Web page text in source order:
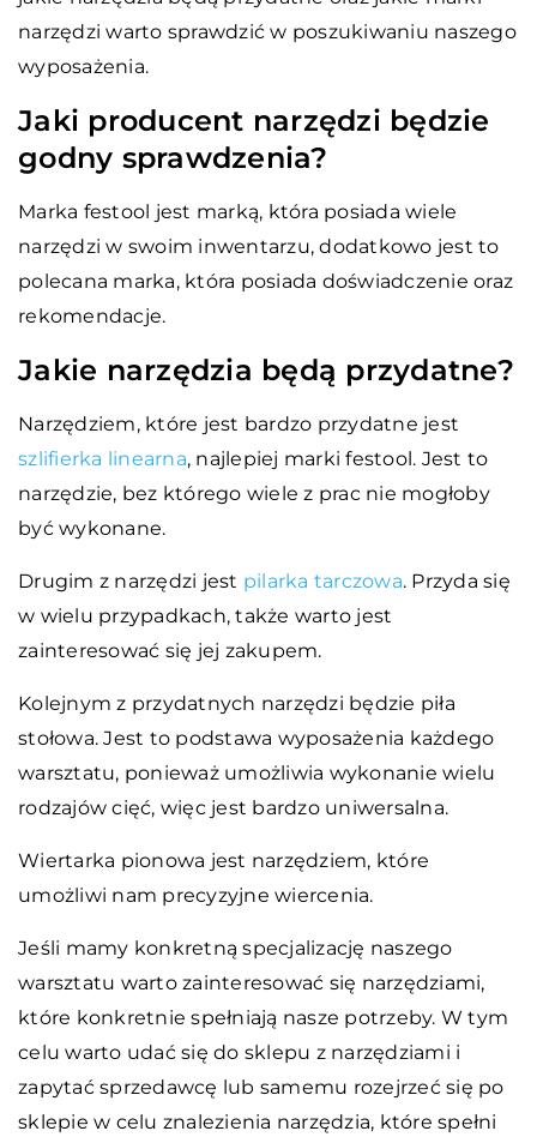
narzędzi warto sprawdzić w poszukiwaniu naszego
wyposażenia.
Jaki producent narzędzi będzie
godny sprawdzenia?
Marka festool jest marką, która posiada wiele
narzędzi w swoim inwentarzu, dodatkowo jest to
polecana marka, która posiada doświadczenie oraz
rekomendacje.
Jakie narzędzia będą przydatne?
Narzędziem, które jest bardzo przydatne jest
szlifierka linearna, najlepiej marki festool. Jest to
narzędzie, bez którego wiele z prac nie mogłoby
być wykonane.
Drugim z narzędzi jest pilarka tarczowa. Przyda się
w wielu przypadkach, także warto jest
zainteresować się jej zakupem.
Kolejnym z przydatnych narzędzi będzie piła
stołowa. Jest to podstawa wyposażenia każdego
warsztatu, ponieważ umożliwia wykonanie wielu
rodzajów cięć, więc jest bardzo uniwersalna.
Wiertarka pionowa jest narzędziem, które
umożliwi nam precyzyjne wiercenia.
Jeśli mamy konkretną specjalizację naszego
warsztatu warto zainteresować się narzędziami,
które konkretnie spełniają nasze potrzeby. W tym
celu warto udać się do sklepu z narzędziami i
zapytać sprzedawcę lub samemu rozejrzeć się po
sklepie w celu znalezienia narzędzia, które spełni